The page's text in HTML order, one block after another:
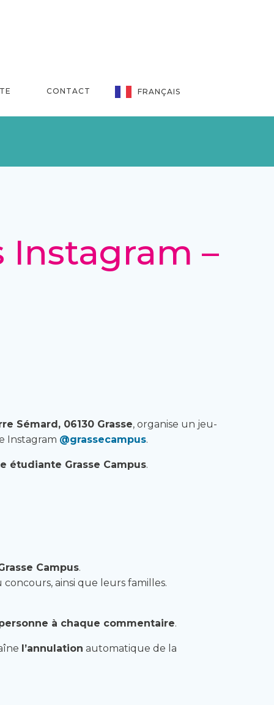
CONTACT FRANÇAIS
Instagram –
Sémard, 06130 Grasse, organise un jeu-
Instagram @grassecampus.
étudiante Grasse Campus.
Campus.
ainsi que leurs familles.
à chaque commentaire.
l’annulation automatique de la